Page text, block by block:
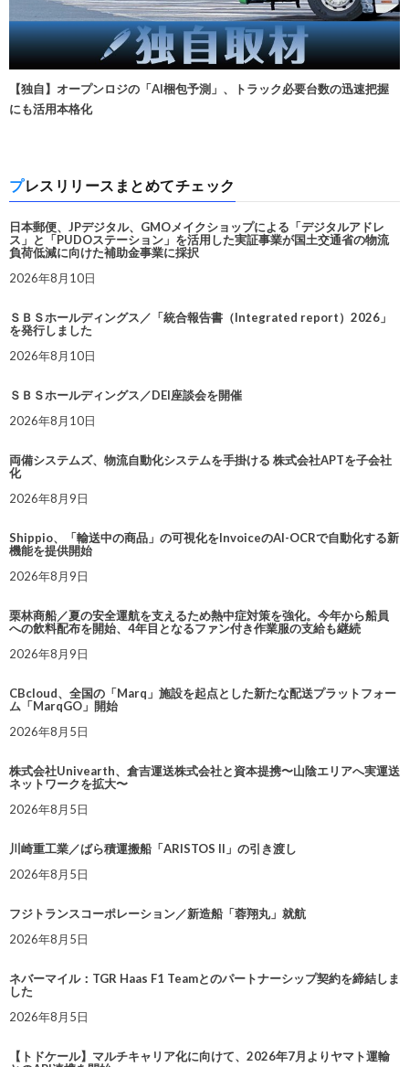
【独自】オープンロジの「AI梱包予測」、トラック必要台数の迅速把握
にも活用本格化
プレスリリースまとめてチェック
日本郵便、JPデジタル、GMOメイクショップによる「デジタルアドレ
ス」と「PUDOステーション」を活用した実証事業が国土交通省の物流
負荷低減に向けた補助金事業に採択
2026年8月10日
ＳＢＳホールディングス／「統合報告書（Integrated report）2026」
を発行しました
2026年8月10日
ＳＢＳホールディングス／DEI座談会を開催
2026年8月10日
両備システムズ、物流自動化システムを手掛ける 株式会社APTを子会社
化
2026年8月9日
Shippio、「輸送中の商品」の可視化をInvoiceのAI-OCRで自動化する新
機能を提供開始
2026年8月9日
栗林商船／夏の安全運航を支えるため熱中症対策を強化。今年から船員
への飲料配布を開始、4年目となるファン付き作業服の支給も継続
2026年8月9日
CBcloud、全国の「Marq」施設を起点とした新たな配送プラットフォー
ム「MarqGO」開始
2026年8月5日
株式会社Univearth、倉吉運送株式会社と資本提携〜山陰エリアへ実運送
ネットワークを拡大〜
2026年8月5日
川崎重工業／ばら積運搬船「ARISTOS II」の引き渡し
2026年8月5日
フジトランスコーポレーション／新造船「蓉翔丸」就航
2026年8月5日
ネバーマイル：TGR Haas F1 Teamとのパートナーシップ契約を締結しま
した
2026年8月5日
【トドケール】マルチキャリア化に向けて、2026年7月よりヤマト運輸